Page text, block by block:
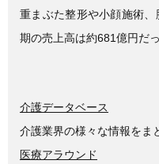
重まぶた整形や小顔施術
期の売上高は約681億円だっ
介護データベース
介護業界の様々な情報をま
医療アラウンド